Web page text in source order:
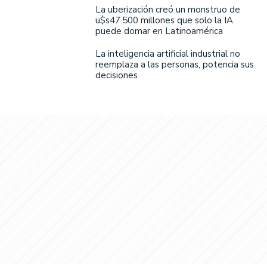
La uberización creó un monstruo de
u$s47.500 millones que solo la IA
puede domar en Latinoamérica
La inteligencia artificial industrial no
reemplaza a las personas, potencia sus
decisiones